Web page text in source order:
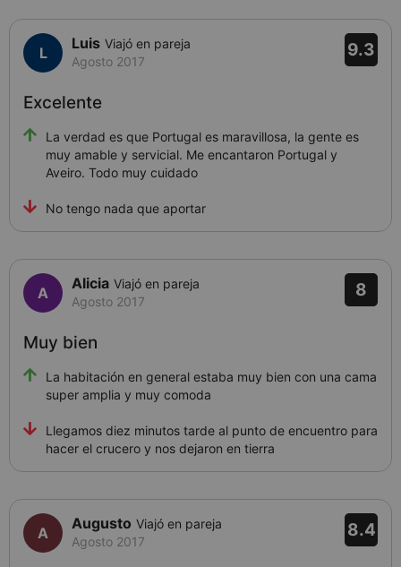
9.3
Luis Viajó en pareja
Agosto 2017
La verdad es que Portugal es maravillosa, la gente es
muy amable y servicial. Me encantaron Portugal y
Aveiro. Todo muy cuidado
No tengo nada que aportar
Excelente
8
Alicia Viajó en pareja
Agosto 2017
La habitación en general estaba muy bien con una cama
super amplia y muy comoda
Llegamos diez minutos tarde al punto de encuentro para
hacer el crucero y nos dejaron en tierra
Muy bien
8.4
Augusto Viajó en pareja
Agosto 2017